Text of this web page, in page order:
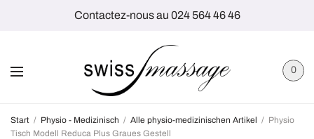
Contactez-nous au 024 564 46 46
0
Start / Physio - Medizinisch / Alle physio-medizinischen Artikel / Physio
Tisch Modell Reduca Plus Graues Gestell